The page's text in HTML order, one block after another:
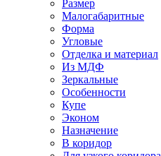
Размер
Малогабаритные
Форма
Угловые
Отделка и материал
Из МДФ
Зеркальные
Особенности
Купе
Эконом
Назначение
В коридор